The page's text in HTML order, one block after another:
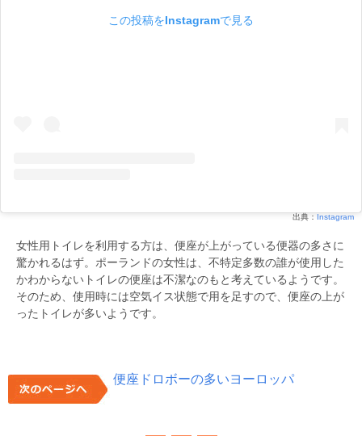
この投稿をInstagramで見る
出典： Instagram
女性用トイレを利用する方は、便座が上がっている便器の多さに
驚かれるはず。ポーランドの女性は、不特定多数の誰が使用した
かわからないトイレの便座は不潔なのもと考えているようです。
そのため、使用時には空気イス状態で用を足すので、便座の上が
ったトイレが多いようです。
便座ドロボーの多いヨーロッパ